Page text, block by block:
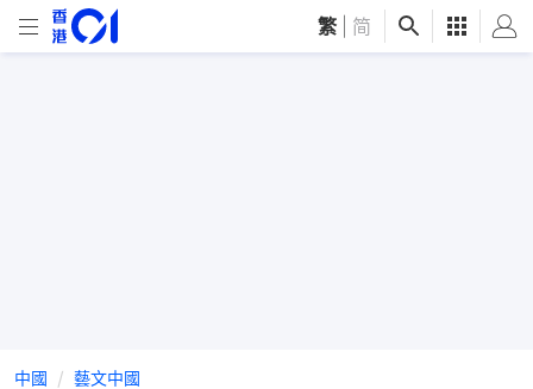
繁 简
中國 藝文中國